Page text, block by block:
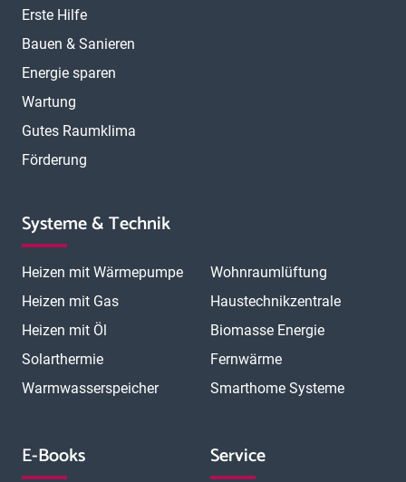
Erste Hilfe
Bauen & Sanieren
Energie sparen
Wartung
Gutes Raumklima
Förderung
Systeme & Technik
Heizen mit Wärmepumpe
Heizen mit Gas
Heizen mit Öl
Solarthermie
Warmwasserspeicher
Wohnraumlüftung
Haustechnikzentrale
Biomasse Energie
Fernwärme
Smarthome Systeme
E-Books Service